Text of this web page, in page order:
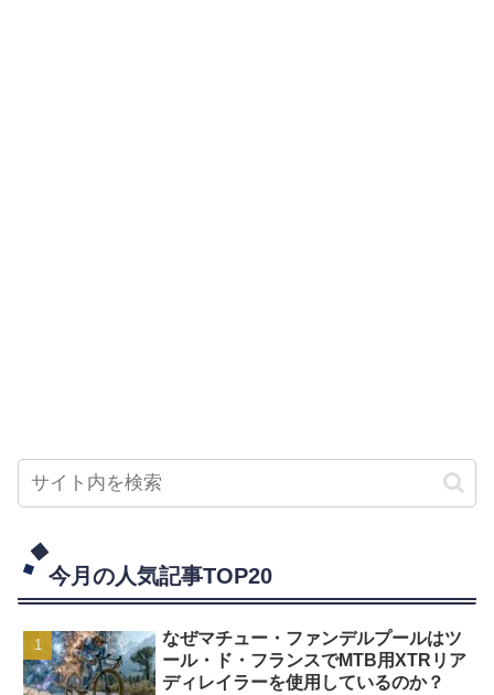
今月の人気記事TOP20
なぜマチュー・ファンデルプールはツ
ール・ド・フランスでMTB用XTRリア
ディレイラーを使用しているのか？